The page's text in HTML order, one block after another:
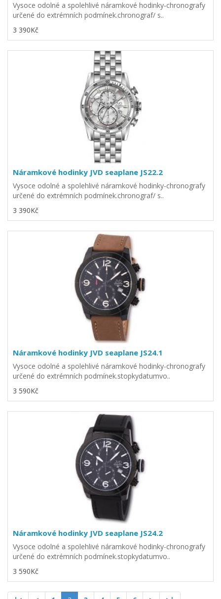
Vysoce odolné a spolehlivé náramkové hodinky-chronografy
určené do extrémních podmínek.chronograf/ s..
3 390Kč
Náramkové hodinky JVD seaplane JS22.2
Vysoce odolné a spolehlivé náramkové hodinky-chronografy
určené do extrémních podmínek.chronograf/ s..
3 390Kč
Náramkové hodinky JVD seaplane JS24.1
Vysoce odolné a spolehlivé náramkové hodinky-chronografy
určené do extrémních podmínek.stopkydatumvo..
3 590Kč
Náramkové hodinky JVD seaplane JS24.2
Vysoce odolné a spolehlivé náramkové hodinky-chronografy
určené do extrémních podmínek.stopkydatumvo..
3 590Kč